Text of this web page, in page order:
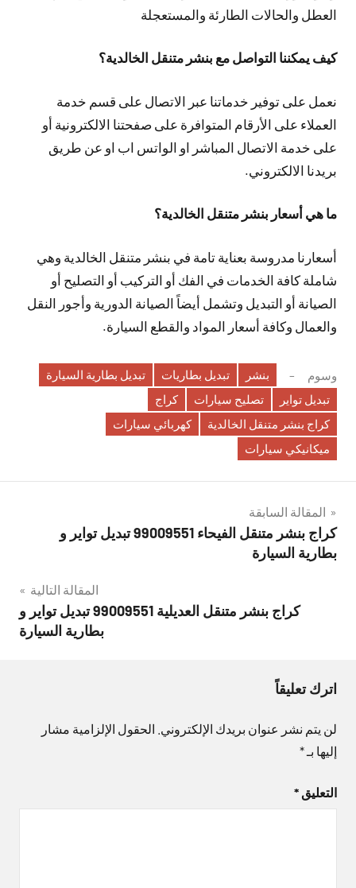
العطل والحالات الطارئة والمستعجلة
كيف يمكننا التواصل مع بنشر متنقل الخالدية؟
نعمل على توفير خدماتنا عبر الاتصال على قسم خدمة
العملاء على الأرقام المتوافرة على صفحتنا الالكترونية أو
على خدمة الاتصال المباشر او الواتس اب او عن طريق
بريدنا الالكتروني.
ما هي أسعار بنشر متنقل الخالدية؟
أسعارنا مدروسة بعناية تامة في بنشر متنقل الخالدية وهي
شاملة كافة الخدمات في الفك أو التركيب أو التصليح أو
الصيانة أو التبديل وتشمل أيضاً الصيانة الدورية وأجور النقل
والعمال وكافة أسعار المواد والقطع السيارة.
وسوم بنشر تبديل بطاريات
تبديل بطارية السيارة
تبديل تواير
تصليح سيارات
كراج
كراج بنشر متنقل الخالدية
كهربائي سيارات
ميكانيكي سيارات
تصفّح
المقالات
المقالة السابقة
كراج بنشر متنقل الفيحاء 99009551‬ تبديل تواير و
بطارية السيارة
المقالة التالية
كراج بنشر متنقل العديلية 99009551‬ تبديل تواير و
بطارية السيارة
اترك تعليقاً
لن يتم نشر عنوان بريدك الإلكتروني. الحقول الإلزامية مشار
إليها بـ*
التعليق *